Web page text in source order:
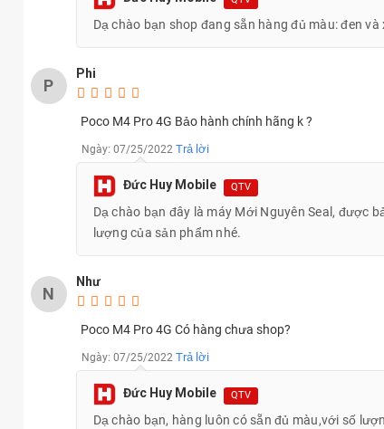
Ngoài ra, màn hình của mẫu smartphoneXiaomi Poco M4
(1.080 x 2.400 pixel) cho hình ảnh trung thực, màu sắc rõ
Cấu hình Xiaomi Poco M4 Pro 4G (6GB | 128GB) tốt
tiền nhiệmPOCO M3 Pro 5Gtrước đây cho máy đáp ứng
Dạ chào bạn shop đang sẵn hàng đủ màu: đen và
P
Phi
Poco M4 Pro 4G Bảo hành chính hãng k ?
Ngày: 07/25/2022 Trả lời
Đức Huy Mobile QTV
Dạ chào bạn đây là máy Mới Nguyên Seal, được
lượng của sản phẩm nhé.
N
Như
Poco M4 Pro 4G Có hàng chưa shop?
Ngày: 07/25/2022 Trả lời
Đức Huy Mobile QTV
Dạ chào bạn, hàng luôn có sẵn đủ màu,với số